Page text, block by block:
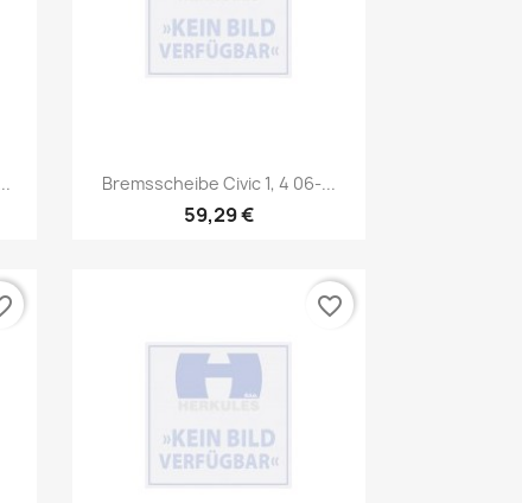
Vorschau
Bremsscheibe Civic 1, 4 06-...
59,29 €
favorite_border